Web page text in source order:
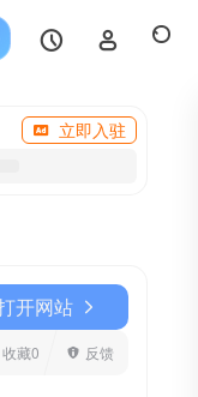
立即入驻
开网站
收藏0 反馈